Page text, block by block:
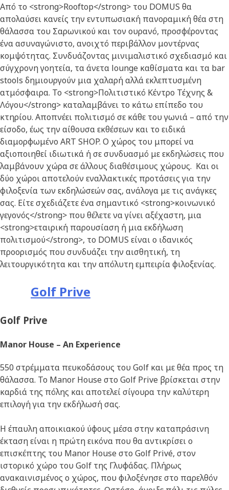
Από το <strong>Rooftop</strong> του DOMUS θα
απολαύσει κανείς την εντυπωσιακή πανοραμική θέα στη
θάλασσα του Σαρωνικού και τον ουρανό, προσφέροντας
ένα ασυναγώνιστο, ανοιχτό περιβάλλον μοντέρνας
κομψότητας. Συνδυάζοντας μινιμαλιστικό σχεδιασμό και
σύγχρονη γοητεία, τα άνετα lounge καθίσματα και τα bar
stools δημιουργούν μια χαλαρή αλλά εκλεπτυσμένη
ατμόσφαιρα. Το <strong>Πολιτιστικό Κέντρο Τέχνης &
Λόγου</strong> καταλαμβάνει το κάτω επίπεδο του
κτηρίου. Αποπνέει πολιτισμό σε κάθε του γωνιά – από την
είσοδο, έως την αίθουσα εκθέσεων και το ειδικά
διαμορφωμένο ART SHOP. Ο χώρος του μπορεί να
αξιοποιηθεί ιδιωτικά ή σε συνδυασμό με εκδηλώσεις που
λαμβάνουν χώρα σε άλλους διαθέσιμους χώρους. Και οι
δύο χώροι αποτελούν εναλλακτικές προτάσεις για την
φιλοξενία των εκδηλώσεών σας, ανάλογα με τις ανάγκες
σας. Είτε σχεδιάζετε ένα σημαντικό <strong>κοινωνικό
γεγονός</strong> που θέλετε να γίνει αξέχαστη, μια
<strong>εταιρική παρουσίαση ή μια εκδήλωση
πολιτισμού</strong>, το DOMUS είναι ο ιδανικός
προορισμός που συνδυάζει την αισθητική, τη
λειτουργικότητα και την απόλυτη εμπειρία φιλοξενίας.
Golf Prive
Golf Prive
Manor House – An Experience
550 στρέμματα πευκοδάσους του Golf και με θέα προς τη
θάλασσα. Το Manor House στο Golf Prive βρίσκεται στην
καρδιά της πόλης και αποτελεί σίγουρα την καλύτερη
επιλογή για την εκδήλωσή σας.
Η έπαυλη αποικιακού ύφους μέσα στην καταπράσινη
έκταση είναι η πρώτη εικόνα που θα αντικρίσει ο
επισκέπτης του Manor House στο Golf Privé, στον
ιστορικό χώρο του Golf της Γλυφάδας. Πλήρως
ανακαινισμένος ο χώρος, που φιλοξένησε στο παρελθόν